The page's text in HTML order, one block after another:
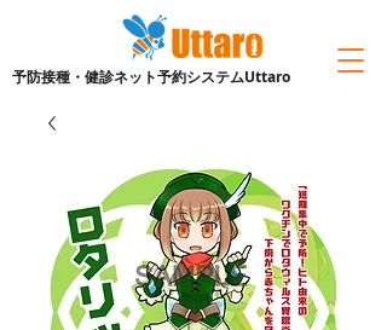
予防接種・健診ネット予約システムUttaro